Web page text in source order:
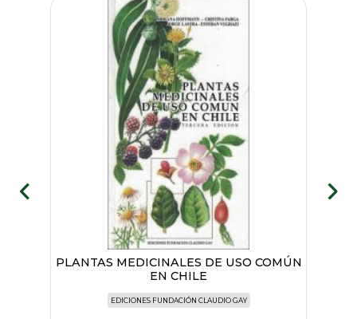
PLANTAS MEDICINALES DE USO COMÚN
EN CHILE
EDICIONES FUNDACIÓN CLAUDIO GAY